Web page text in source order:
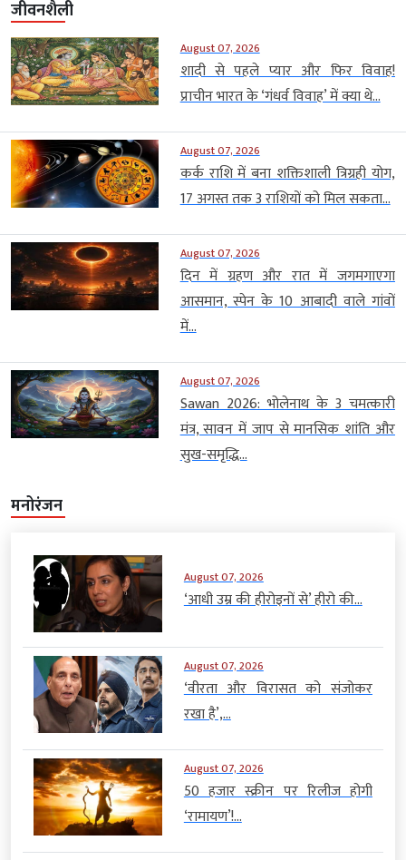
जीवनशैली
August 07, 2026
शादी से पहले प्यार और फिर विवाह!
प्राचीन भारत के ‘गंधर्व विवाह’ में क्या थे...
August 07, 2026
कर्क राशि में बना शक्तिशाली त्रिग्रही योग,
17 अगस्त तक 3 राशियों को मिल सकता...
August 07, 2026
दिन में ग्रहण और रात में जगमगाएगा
आसमान, स्पेन के 10 आबादी वाले गांवों
में...
August 07, 2026
Sawan 2026: भोलेनाथ के 3 चमत्कारी
मंत्र, सावन में जाप से मानसिक शांति और
सुख-समृद्धि...
मनोरंजन
August 07, 2026
‘आधी उम्र की हीरोइनों से’ हीरो की...
August 07, 2026
‘वीरता और विरासत को संजोकर
रखा है’,...
August 07, 2026
50 हजार स्क्रीन पर रिलीज होगी
‘रामायण’!...